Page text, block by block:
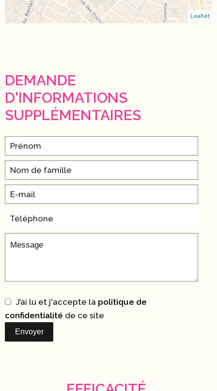
Leaflet
DEMANDE
D'INFORMATIONS
SUPPLÉMENTAIRES
J’ai lu et j'accepte la politique de
confidentialité de ce site
Envoyer